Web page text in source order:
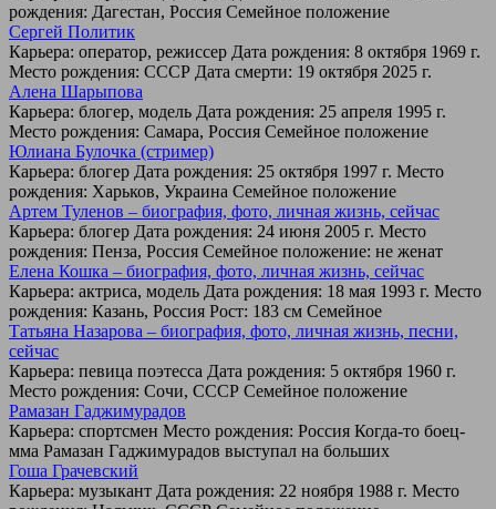
рождения: Дагестан, Россия Семейное положение
Сергей Политик
Карьера: оператор, режиссер Дата рождения: 8 октября 1969 г.
Место рождения: СССР Дата смерти: 19 октября 2025 г.
Алена Шарыпова
Карьера: блогер, модель Дата рождения: 25 апреля 1995 г.
Место рождения: Самара, Россия Семейное положение
Юлиана Булочка (стример)
Карьера: блогер Дата рождения: 25 октября 1997 г. Место
рождения: Харьков, Украина Семейное положение
Артем Туленов – биография, фото, личная жизнь, сейчас
Карьера: блогер Дата рождения: 24 июня 2005 г. Место
рождения: Пенза, Россия Семейное положение: не женат
Елена Кошка – биография, фото, личная жизнь, сейчас
Карьера: актриса, модель Дата рождения: 18 мая 1993 г. Место
рождения: Казань, Россия Рост: 183 см Семейное
Татьяна Назарова – биография, фото, личная жизнь, песни,
сейчас
Карьера: певица поэтесса Дата рождения: 5 октября 1960 г.
Место рождения: Сочи, СССР Семейное положение
Рамазан Гаджимурадов
Карьера: спортсмен Место рождения: Россия Когда-то боец-
мма Рамазан Гаджимурадов выступал на больших
Гоша Грачевский
Карьера: музыкант Дата рождения: 22 ноября 1988 г. Место